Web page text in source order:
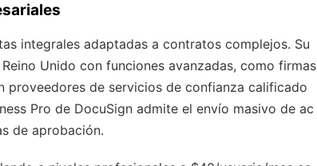
integrales adaptadas a contratos complejos. Su
Unido con funciones avanzadas, como firmas
proveedores de servicios de confianza calificado
Pro de DocuSign admite el envío masivo de ac
de aprobación.